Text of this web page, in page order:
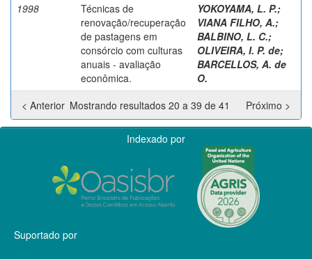
1998
Técnicas de
renovação/recuperação
de pastagens em
consórcio com culturas
anuais - avaliação
econômica.
YOKOYAMA, L. P.;
VIANA FILHO, A.;
BALBINO, L. C.;
OLIVEIRA, I. P. de;
BARCELLOS, A. de
O.
Mostrando resultados 20 a 39 de 41
< Anterior Próximo >
Indexado por
Suportado por